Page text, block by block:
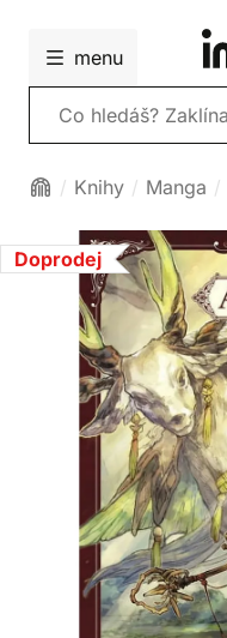
menu
Vyhledávání
Knihy Manga
Doprodej